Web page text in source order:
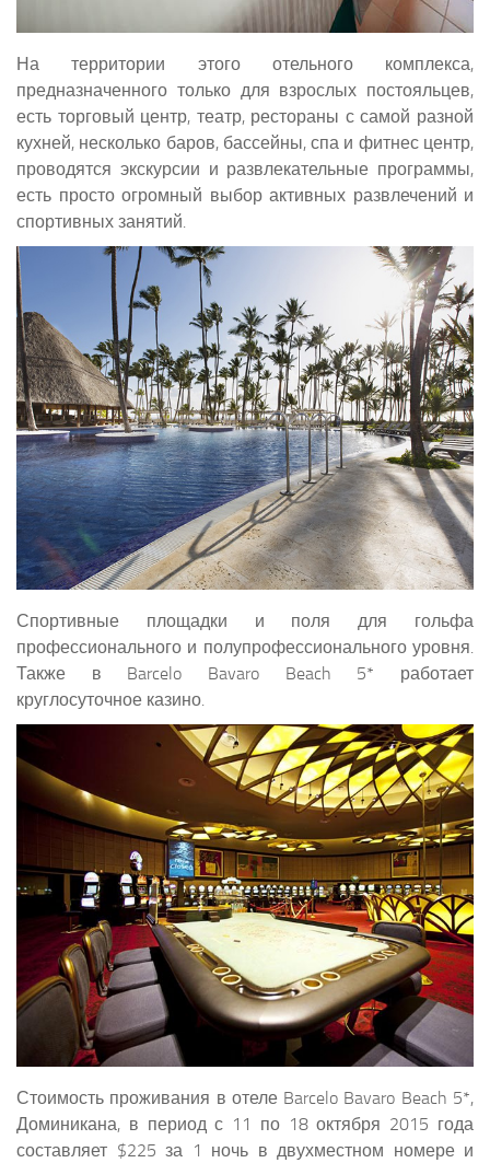
На территории этого отельного комплекса,
предназначенного только для взрослых постояльцев,
есть торговый центр, театр, рестораны с самой разной
кухней, несколько баров, бассейны, спа и фитнес центр,
проводятся экскурсии и развлекательные программы,
есть просто огромный выбор активных развлечений и
спортивных занятий.
Спортивные площадки и поля для гольфа
профессионального и полупрофессионального уровня.
Также в Barcelo Bavaro Beach 5* работает
круглосуточное казино.
Стоимость проживания в отеле Barcelo Bavaro Beach 5*,
Доминикана, в период с 11 по 18 октября 2015 года
составляет $225 за 1 ночь в двухместном номере и